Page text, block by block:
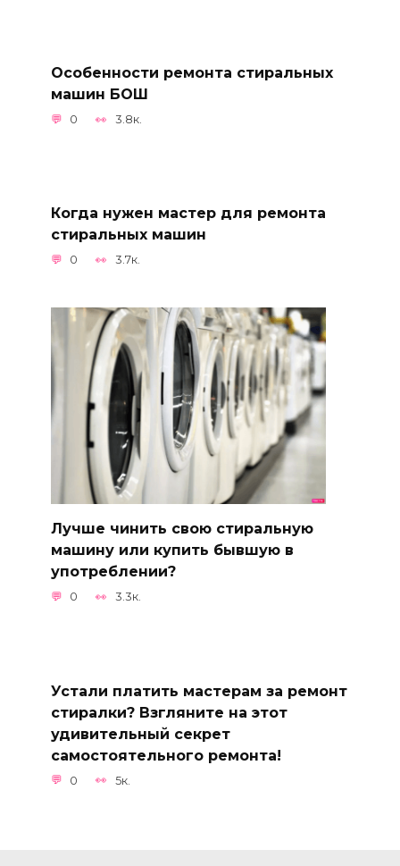
Особенности ремонта стиральных
машин БОШ
0 3.8к.
Когда нужен мастер для ремонта
стиральных машин
0 3.7к.
Лучше чинить свою стиральную
машину или купить бывшую в
употреблении?
0 3.3к.
Устали платить мастерам за ремонт
стиралки? Взгляните на этот
удивительный секрет
самостоятельного ремонта!
0 5к.